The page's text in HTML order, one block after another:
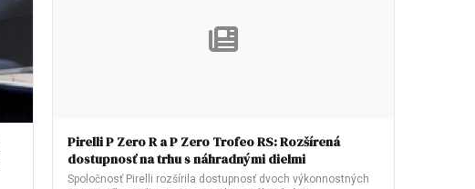
Pirelli P Zero R a P Zero Trofeo RS: Rozšírená
dostupnosť na trhu s náhradnými dielmi
Spoločnosť Pirelli rozšírila dostupnosť dvoch výkonnostných